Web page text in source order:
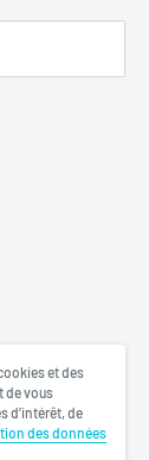
et des
de vous
d’intérêt, de
des données